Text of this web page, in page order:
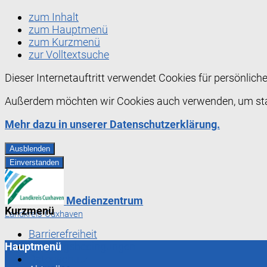
zum Inhalt
zum Hauptmenü
zum Kurzmenü
zur Volltextsuche
Dieser Internetauftritt verwendet Cookies für
Außerdem möchten wir Cookies auch verwenden, um
Mehr dazu in unserer Datenschutzerklärung.
Ausblenden
Einverstanden
Medienzentrum
Landkreis Cuxhaven
Kurzmenü
Barrierefreiheit
Nutzungsbedingungen
Hauptmenü